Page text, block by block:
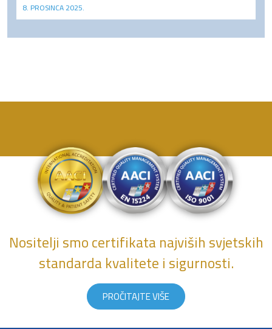
8. PROSINCA 2025.
Nositelji smo certifikata najviših svjetskih
standarda kvalitete i sigurnosti.
PROČITAJTE VIŠE